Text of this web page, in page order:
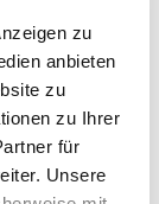
zu
anbieten
zu
zu Ihrer
für
Unsere
Öle und
6,0%,
0,1%
Ihrer Katze.